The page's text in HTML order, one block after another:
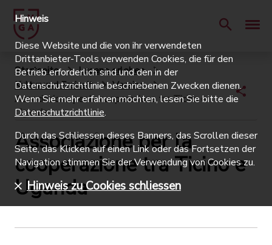
Startseite
Lugano erleben
Kultur und Freizeit
Vereine
Associazione per la cooperazione tra Ticino e
Uganda
Associazione per la
cooperazione tra Ticino e
Uganda
Hinweis
Diese Website und die von ihr verwendeten
Drittanbieter-Tools verwenden Cookies, die für den
Betrieb erforderlich sind und den in der
Datenschutzrichtlinie beschriebenen Zwecken dienen.
Wenn Sie mehr erfahren möchten, lesen Sie bitte die
Datenschutzrichtlinie.
Durch das Schliessen dieses Banners, das Scrollen dieser
Seite, das Klicken auf einen Link oder das Fortsetzen der
Navigation stimmen Sie der Verwendung von Cookies zu.
Hinweis zu Cookies schliessen